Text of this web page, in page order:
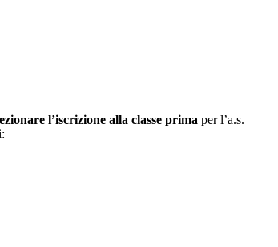
l’iscrizione alla classe prima per l’a.s.